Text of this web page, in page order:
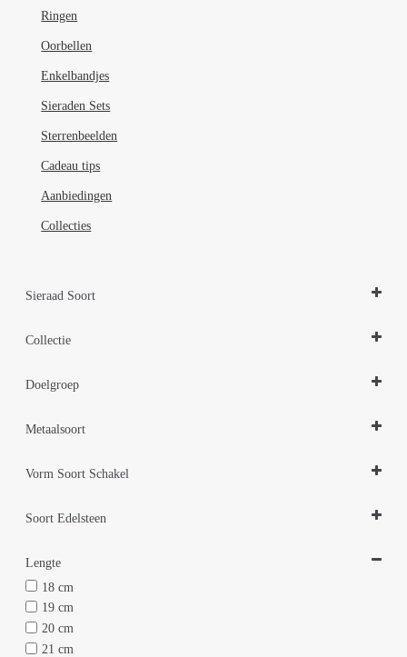
Ringen
Oorbellen
Enkelbandjes
Sieraden Sets
Sterrenbeelden
Cadeau tips
Aanbiedingen
Collecties
Sieraad Soort
Collectie
Parelsieraden Zilver
Zilveren sieraden 925
Doelgroep
Herensieraden
Metaalsoort
Zilver gerhodineerd
Vorm Soort Schakel
Soort Edelsteen
Onyx
Lengte
18 cm
19 cm
20 cm
21 cm